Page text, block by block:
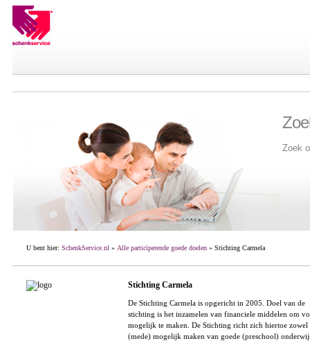
Zoek
U bent hier: SchenkService.nl » Alle participerende goede doelen» Stichting Carmela
Stichting Carmela
De Stichting Carmela is opgericht in 2005. Doel van de
stichting is het inzamelen van financiele middelen om
mogelijk te maken. De Stichting richt zich hiertoe
(mede) mogelijk maken van goede (preschool)